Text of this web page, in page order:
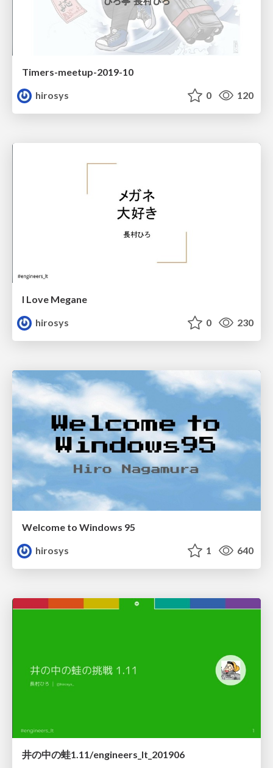
Timers-meetup-2019-10
hirosys
0 120
I Love Megane
hirosys
0 230
Welcome to Windows 95
hirosys
1 640
井の中の蛙1.11/engineers_lt_201906